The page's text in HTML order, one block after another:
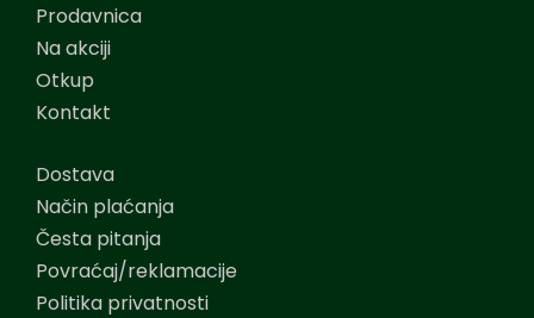
Prodavnica
Na akciji
Otkup
Kontakt
Dostava
Način plaćanja
Česta pitanja
Povraćaj/reklamacije
Politika privatnosti